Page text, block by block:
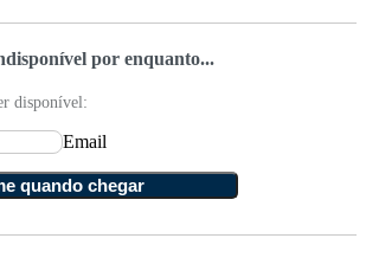
por enquanto...
disponível:
Email
quando chegar